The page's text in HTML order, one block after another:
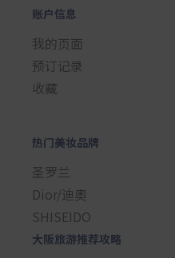
账户信息
我的页面
预订记录
收藏
热门美妆品牌
圣罗兰
Dior/迪奧
SHISEIDO
大阪旅游推荐攻略